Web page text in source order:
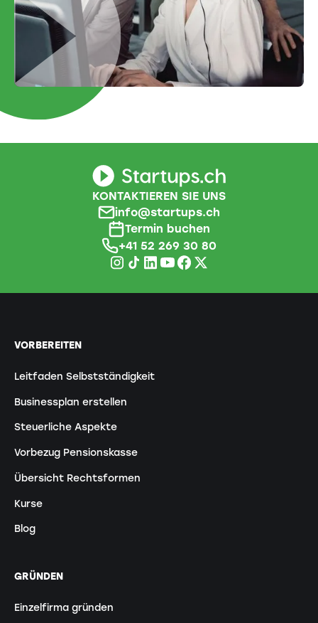
KONTAKTIEREN SIE UNS
info@startups.ch
Termin buchen
+41 52 269 30 80
VORBEREITEN
Leitfaden Selbstständigkeit
Businessplan erstellen
Steuerliche Aspekte
Vorbezug Pensionskasse
Übersicht Rechtsformen
Kurse
Blog
GRÜNDEN
Einzelfirma gründen